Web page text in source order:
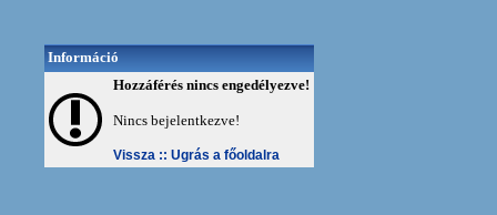
Információ
Hozzáférés nincs engedélyezve!
Nincs bejelentkezve!
Vissza :: Ugrás a főoldalra